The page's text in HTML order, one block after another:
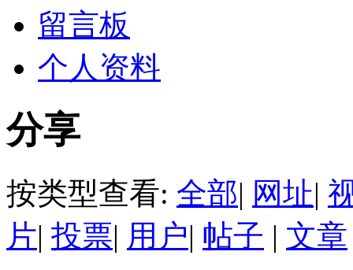
留言板
个人资料
分享
按类型查看: 全部| 网址|
片| 投票| 用户| 帖子 | 文章